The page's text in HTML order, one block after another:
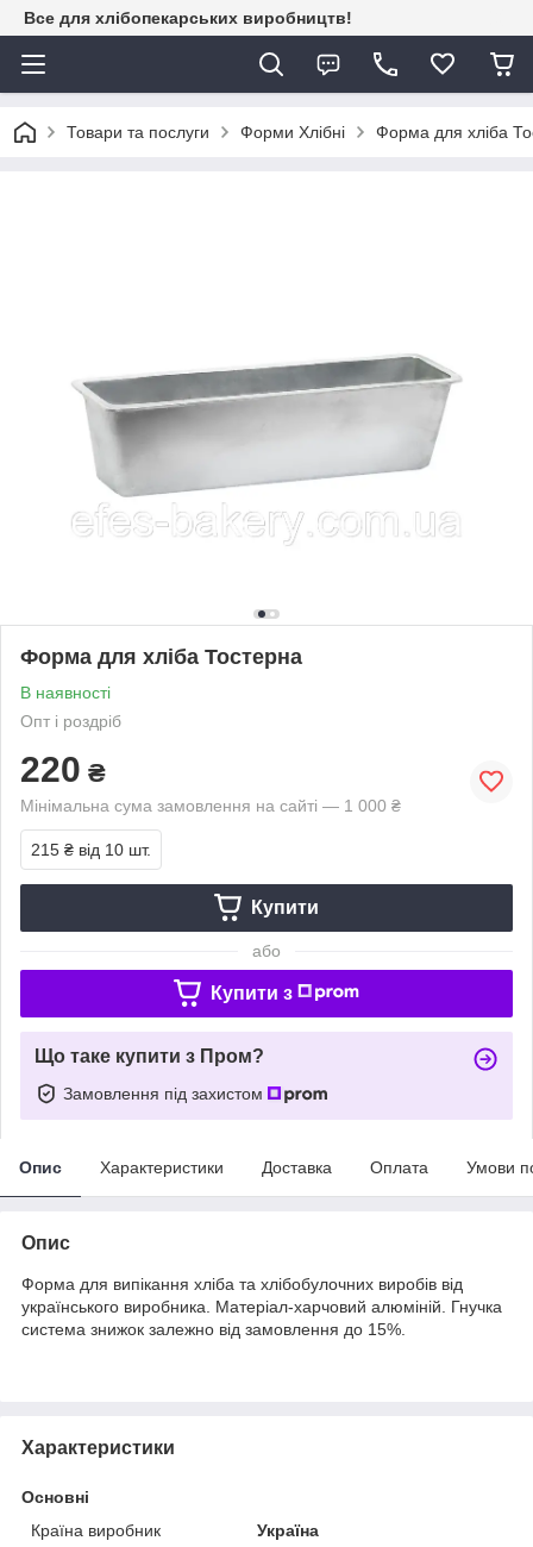
Все для хлібопекарських виробництв!
Товари та послуги Форми Хлібні Форма для хліба
Форма для хліба Тостерна
В наявності
Опт і роздріб
220 ₴
Мінімальна сума замовлення на сайті — 1 000 ₴
215 ₴ від 10 шт.
Купити
або
Купити з
Що таке купити з Пром?
Замовлення під захистом
Опис Характеристики Доставка Оплата Умови
Опис
Форма для випікання хліба та хлібобулочних виробів від
українського виробника. Матеріал-харчовий алюміній. Гнучка
система знижок залежно від замовлення до 15%.
Характеристики
Основні
Країна виробник
Україна